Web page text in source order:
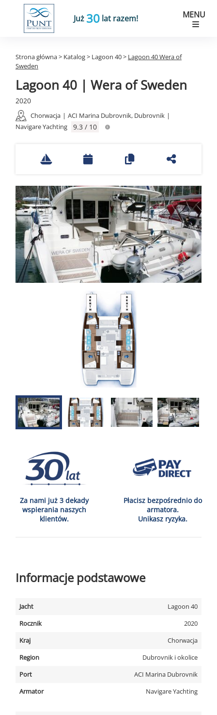
Już 30 lat razem! MENU
Strona główna> Katalog> Lagoon 40> Lagoon 40 Wera of
Sweden
Lagoon 40 | Wera of Sweden
2020
Chorwacja | ACI Marina Dubrovnik, Dubrovnik |
Navigare Yachting
9.3 / 10
Za nami już 3 dekady
wspierania naszych
klientów.
Płacisz bezpośrednio do
armatora.
Unikasz ryzyka.
Informacje podstawowe
Jacht
Lagoon 40
Rocznik
2020
Kraj
Chorwacja
Region
Dubrovnik i okolice
Port
ACI Marina Dubrovnik
Armator
Navigare Yachting